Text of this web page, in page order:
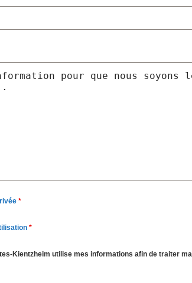
*
*
Kientzheim utilise mes informations afin de traiter